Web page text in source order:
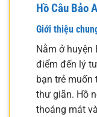
Hồ Câu Bảo
Giới thiệu
Nằm ở huyện
điểm đến lý
bạn trẻ muốn
thư giãn. Hồ
thoáng mát